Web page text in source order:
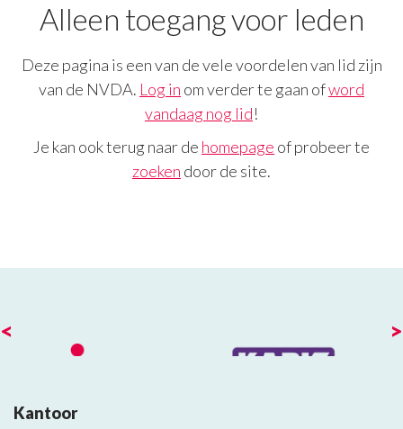
Alleen toegang voor leden
Deze pagina is een van de vele voordelen van lid zijn
van de NVDA. Log in om verder te gaan ofword
vandaag nog lid!
Je kan ook terug naar de homepage of probeer te
zoeken door de site.
< >
Kantoor